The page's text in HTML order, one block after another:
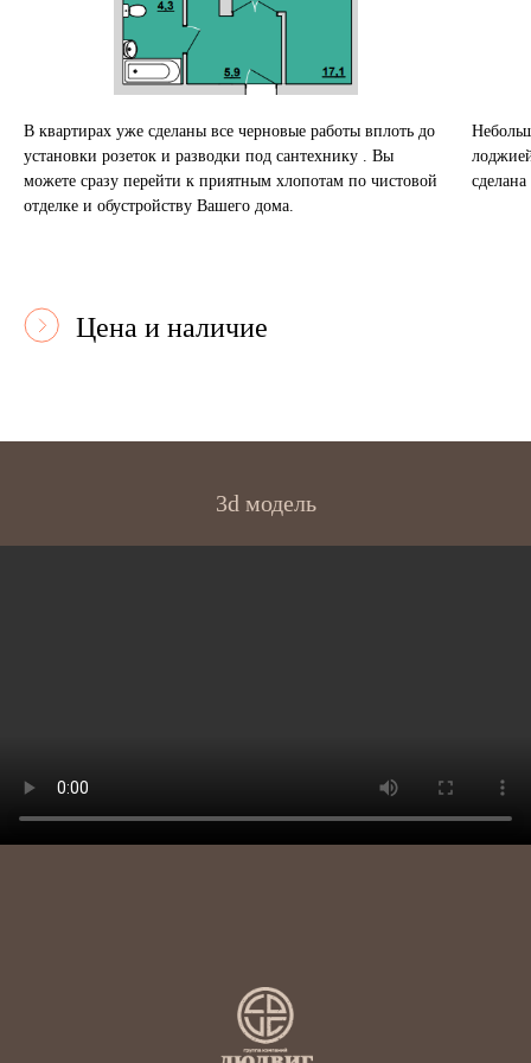
В квартирах уже сделаны все черновые работы вплоть до
установки розеток и разводки под сантехнику . Вы
можете сразу перейти к приятным хлопотам по чистовой
отделке и обустройству Вашего дома.
Цена и наличие
3d модель